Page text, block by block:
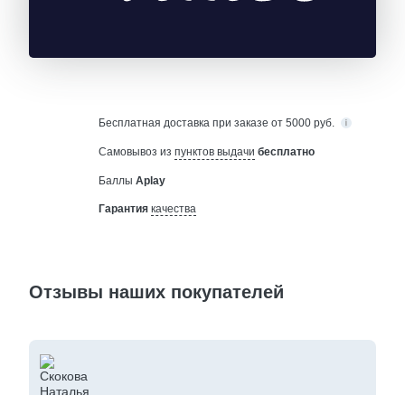
Бесплатная доставка при заказе от 5000 руб.
Самовывоз из пунктов выдачи бесплатно
Баллы Aplay
Гарантия качества
Отзывы наших покупателей